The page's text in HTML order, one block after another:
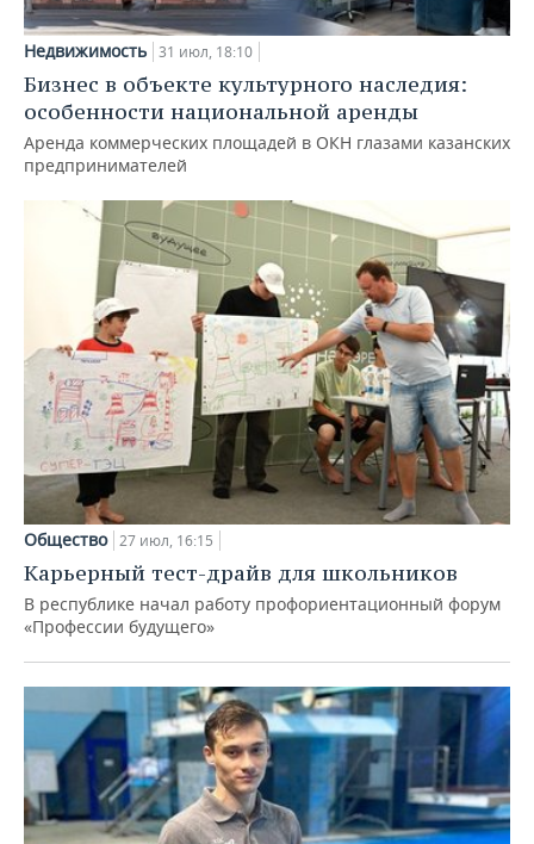
Недвижимость 31 июл, 18:10
Бизнес в объекте культурного наследия:
особенности национальной аренды
Аренда коммерческих площадей в ОКН глазами казанских
предпринимателей
Общество 27 июл, 16:15
Карьерный тест-драйв для школьников
В республике начал работу профориентационный форум
«Профессии будущего»